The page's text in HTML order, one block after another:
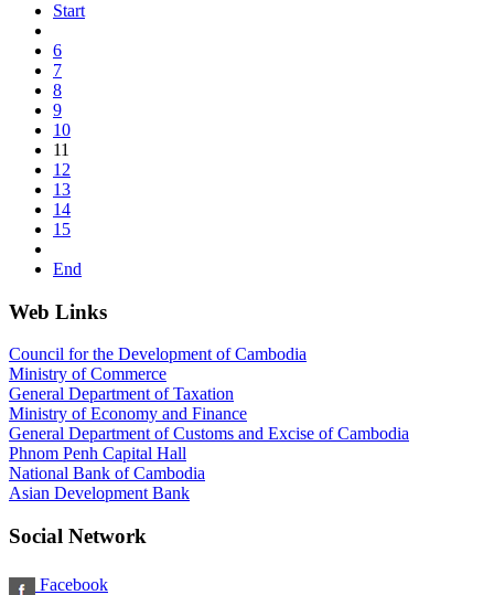
Start
6
7
8
9
10
11
12
13
14
15
End
Web Links
Council for the Development of Cambodia
Ministry of Commerce
General Department of Taxation
Ministry of Economy and Finance
General Department of Customs and Excise of Cambodia
Phnom Penh Capital Hall
National Bank of Cambodia
Asian Development Bank
Social Network
Facebook